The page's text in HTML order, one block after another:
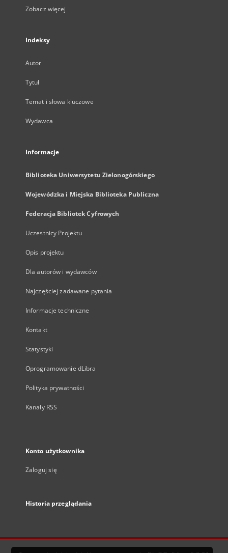
Zobacz więcej
Indeksy
Autor
Tytuł
Temat i słowa kluczowe
Wydawca
Informacje
Biblioteka Uniwersytetu Zielonogórskiego
Wojewódzka i Miejska Biblioteka Publiczna
Federacja Bibliotek Cyfrowych
Uczestnicy Projektu
Opis projektu
Dla autorów i wydawców
Najczęściej zadawane pytania
Informacje techniczne
Kontakt
Statystyki
Oprogramowanie dLibra
Polityka prywatności
Kanały RSS
Konto użytkownika
Zaloguj się
Historia przeglądania